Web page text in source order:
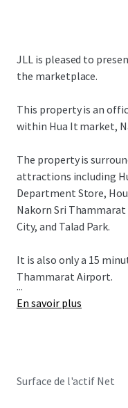
JLL is pleased to
the marketplace.
This property is an
within Hua It market,
The property is
attractions including
Department Store,
Nakorn Sri
City, and Talad Park.
It is also only a 15
Thammarat Airport.
...
En savoir plus
Surface de l'actif Net